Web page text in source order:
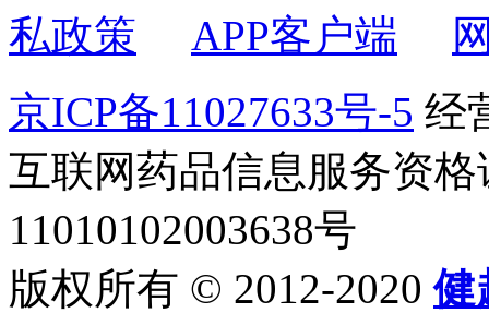
私政策
APP客户端
京ICP备11027633号-5 经
互联网药品信息服务资
11010102003638号
版权所有 © 2012-2020健